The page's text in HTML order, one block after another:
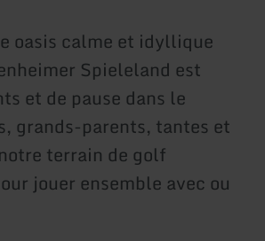
oasis calme et idyllique
Spieleland est
et de pause dans le
grands-parents, tantes et
terrain de golf
jouer ensemble avec ou